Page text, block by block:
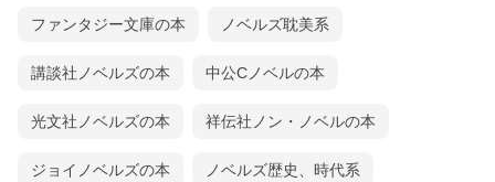
ファンタジー文庫の本 ノベルズ耽美系
講談社ノベルズの本 中公Cノベルの本
光文社ノベルズの本 祥伝社ノン・ノベルの本
ジョイノベルズの本 ノベルズ歴史、時代系